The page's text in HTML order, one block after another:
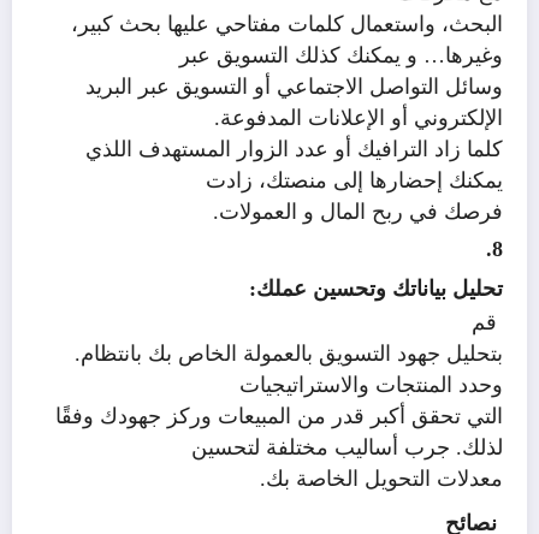
البحث، واستعمال كلمات مفتاحي عليها بحث كبير،
وغيرها… و يمكنك كذلك التسويق عبر
وسائل التواصل الاجتماعي أو التسويق عبر البريد
الإلكتروني أو الإعلانات المدفوعة.
كلما زاد الترافيك أو عدد الزوار المستهدف اللذي
يمكنك إحضارها إلى منصتك، زادت
فرصك في ربح المال و العمولات.
8.
تحليل بياناتك وتحسين عملك:
قم
بتحليل جهود التسويق بالعمولة الخاص بك بانتظام.
وحدد المنتجات والاستراتيجيات
التي تحقق أكبر قدر من المبيعات وركز جهودك وفقًا
لذلك. جرب أساليب مختلفة لتحسين
معدلات التحويل الخاصة بك.
نصائح